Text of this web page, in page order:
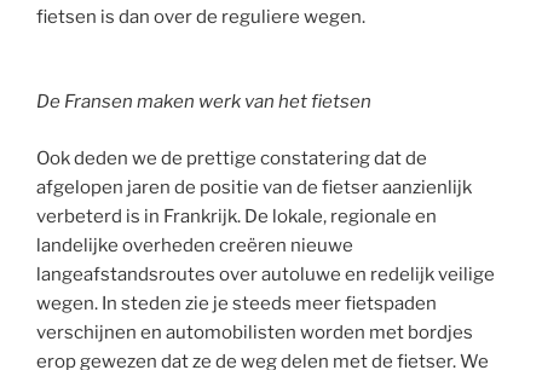
fietsen is dan over de reguliere wegen.
De Fransen maken werk van het fietsen
Ook deden we de prettige constatering dat de
afgelopen jaren de positie van de fietser aanzienlijk
verbeterd is in Frankrijk. De lokale, regionale en
landelijke overheden creëren nieuwe
langeafstandsroutes over autoluwe en redelijk veilige
wegen. In steden zie je steeds meer fietspaden
verschijnen en automobilisten worden met bordjes
erop gewezen dat ze de weg delen met de fietser. We